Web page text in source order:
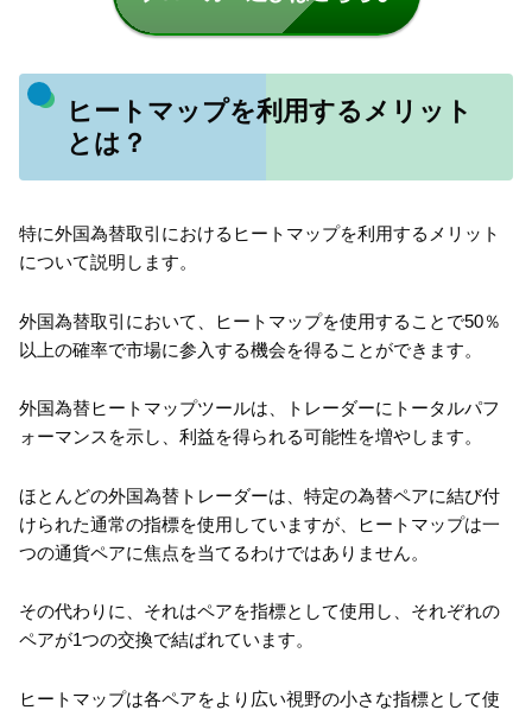
ヒートマップを利用するメリット
とは？
特に外国為替取引におけるヒートマップを利用するメリット
について説明します。
外国為替取引において、ヒートマップを使用することで50％
以上の確率で市場に参入する機会を得ることができます。
外国為替ヒートマップツールは、トレーダーにトータルパフ
ォーマンスを示し、利益を得られる可能性を増やします。
ほとんどの外国為替トレーダーは、特定の為替ペアに結び付
けられた通常の指標を使用していますが、ヒートマップは一
つの通貨ペアに焦点を当てるわけではありません。
その代わりに、それはペアを指標として使用し、それぞれの
ペアが1つの交換で結ばれています。
ヒートマップは各ペアをより広い視野の小さな指標として使